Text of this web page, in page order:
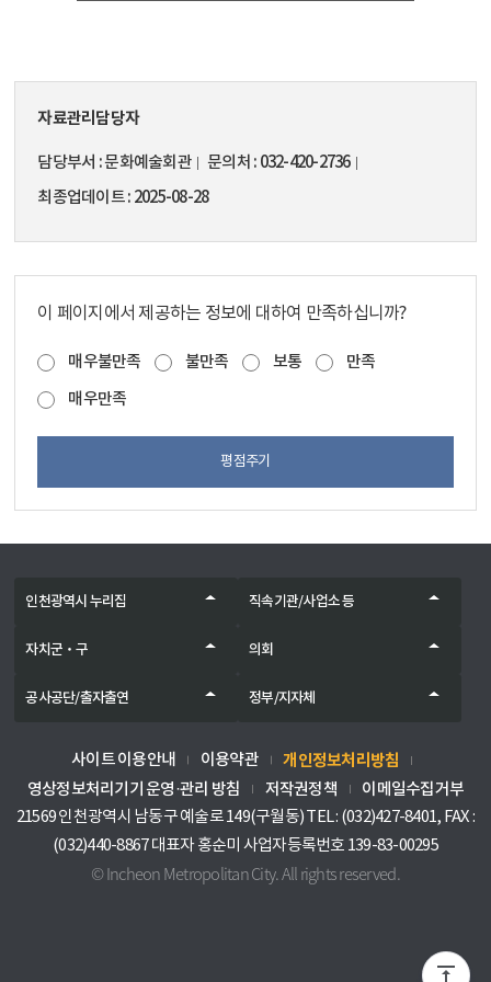
자료관리담당자
담당부서 문화예술회관 문의처
032-420-2736
최종업데이트 2025-08-28
이 페이지에서 제공하는 정보에 대하여 만족하십니까?
매우불만족 불만족 보통
만족
매우만족
평점주기
인천광역시 누리집 직속기관/사업소 등
자치군‧구 의회
공사공단/출자출연 정부/지자체
사이트 이용안내 이용약관 개인정보처리방침
영상정보처리기기 운영·관리 방침 저작권정책
이메일수집거부
21569 인천광역시 남동구 예술로 149(구월동) TEL : (032)427-8401, FAX :
(032)440-8867 대표자 홍순미 사업자등록번호 139-83-00295
© Incheon Metropolitan City. All rights reserved.